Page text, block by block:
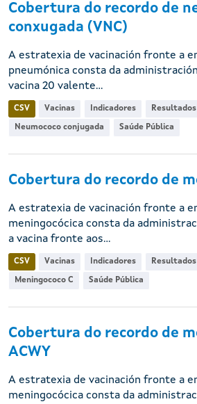
Cobertura do recordo de
conxugada (VNC)
A estratexia de vacinación fronte a
pneumónica consta da
vacina 20 valente...
CSV Vacinas Indicadores
Neumococo conjugada Saúde Pública
Cobertura do recordo de
A estratexia de vacinación fronte a
meningocócica consta da
a vacina fronte aos...
CSV Vacinas Indicadores
Meningococo C Saúde Pública
Cobertura do recordo de
ACWY
A estratexia de vacinación fronte a
meningocócica consta da